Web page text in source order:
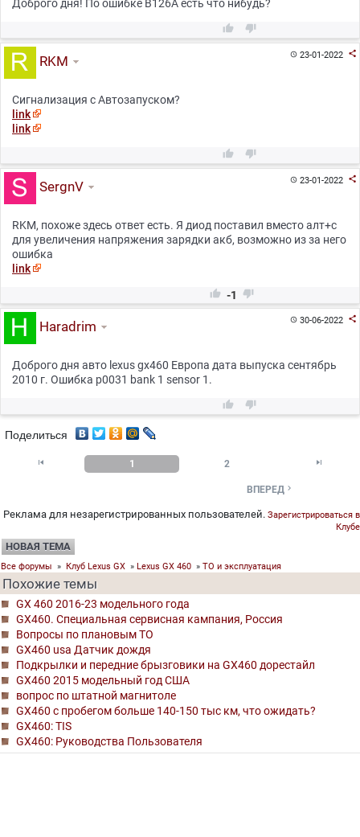
Доброго дня! По ошибке B126A есть что нибудь?
 
23-01-2022 
RKM
Сигнализация с Автозапуском?
link
link
 
23-01-2022 
SergnV
RKM, похоже здесь ответ есть. Я диод поставил вместо алт+с
для увеличения напряжения зарядки акб, возможно из за него
ошибка
link
 -1 
30-06-2022 
Haradrim
Доброго дня авто lexus gx460 Европа дата выпуска сентябрь
2010 г. Ошибка p0031 bank 1 sensor 1.
 
Поделиться
 1 2 
ВПЕРЕД 
Реклама для незарегистрированных пользователей. Зарегистрироваться в
Клубе
НОВАЯ ТЕМА
Все форумы » Клуб Lexus GX » Lexus GX 460 » ТО и эксплуатация
Похожие темы
GX 460 2016-23 модельного года
GX460. Специальная сервисная кампания, Россия
Вопросы по плановым ТО
GX460 usa Датчик дождя
Подкрылки и передние брызговики на GX460 дорестайл
GX460 2015 модельный год США
вопрос по штатной магнитоле
GX460 c пробегом больше 140-150 тыс км, что ожидать?
GX460: TIS
GX460: Руководства Пользователя